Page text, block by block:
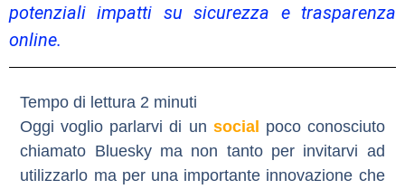
potenziali impatti su sicurezza e trasparenza
online.
Oggi voglio parlarvi di un social poco conosciuto
chiamato Bluesky ma non tanto per invitarvi ad
utilizzarlo ma per una importante innovazione che